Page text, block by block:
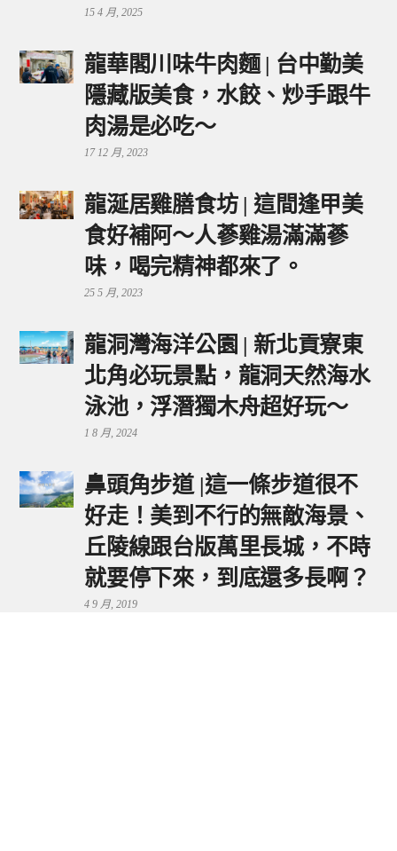
15 4 月, 2025
龍華閣川味牛肉麵 | 台中勤美
隱藏版美食，水餃、炒手跟牛
肉湯是必吃～
17 12 月, 2023
龍涎居雞膳食坊 | 這間逢甲美
食好補阿～人蔘雞湯滿滿蔘
味，喝完精神都來了。
25 5 月, 2023
龍洞灣海洋公園 | 新北貢寮東
北角必玩景點，龍洞天然海水
泳池，浮潛獨木舟超好玩～
1 8 月, 2024
鼻頭角步道 |這一條步道很不
好走！美到不行的無敵海景、
丘陵線跟台版萬里長城，不時
就要停下來，到底還多長啊？
4 9 月, 2019